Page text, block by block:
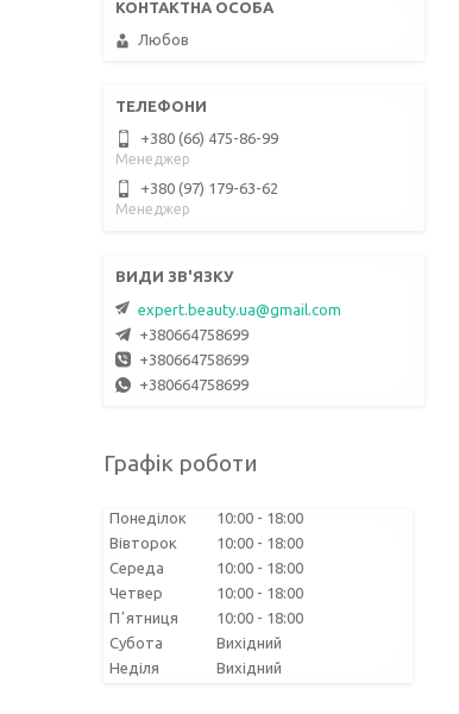
Любов
+380 (66) 475-86-99
Менеджер
+380 (97) 179-63-62
Менеджер
expert.beauty.ua@gmail.com
+380664758699
+380664758699
+380664758699
Графік роботи
Понеділок 10:00
18:00
Вівторок
10:00
18:00
Середа
10:00
18:00
Четвер
10:00
18:00
Пʼятниця
10:00
18:00
Субота
Вихідний
Неділя
Вихідний